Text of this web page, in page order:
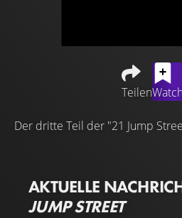
Teilen
Der dritte Teil der "21 Jump
AKTUELLE
JUMP STREET